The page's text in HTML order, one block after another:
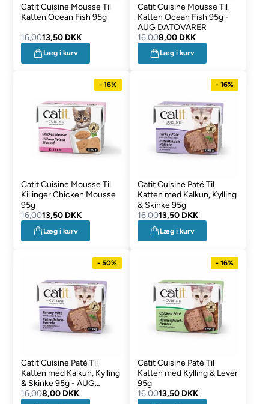
Catit Cuisine Mousse Til
Katten Ocean Fish 95g
16,0013,50 DKK
Læg i kurv
Catit Cuisine Mousse Til
Katten Ocean Fish 95g -
AUG DATOVARER
16,008,00 DKK
Læg i kurv
- 16%
Catit Cuisine Mousse Til
Killinger Chicken Mousse
95g
16,0013,50 DKK
Læg i kurv
- 16%
Catit Cuisine Paté Til
Katten med Kalkun, Kylling
& Skinke 95g
16,0013,50 DKK
Læg i kurv
- 50%
Catit Cuisine Paté Til
Katten med Kalkun, Kylling
& Skinke 95g - AUG
DATOVARER
16,008,00 DKK
- 16%
Catit Cuisine Paté Til
Katten med Kylling & Lever
95g
16,0013,50 DKK